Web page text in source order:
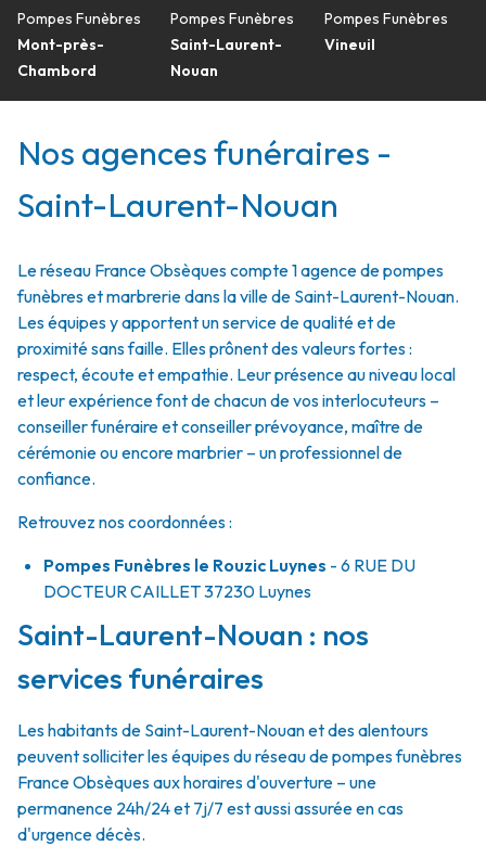
Pompes Funèbres
Mont-près-
Chambord
Pompes Funèbres
Saint-Laurent-
Nouan
Pompes Funèbres
Vineuil
Nos agences funéraires -
Saint-Laurent-Nouan
Le réseau France Obsèques compte 1 agence de pompes
funèbres et marbrerie dans la ville de Saint-Laurent-Nouan.
Les équipes y apportent un service de qualité et de
proximité sans faille. Elles prônent des valeurs fortes :
respect, écoute et empathie. Leur présence au niveau local
et leur expérience font de chacun de vos interlocuteurs –
conseiller funéraire et conseiller prévoyance, maître de
cérémonie ou encore marbrier – un professionnel de
confiance.
Retrouvez nos coordonnées :
Pompes Funèbres le Rouzic Luynes - 6 RUE DU
DOCTEUR CAILLET37230 Luynes
Saint-Laurent-Nouan : nos
services funéraires
Les habitants de Saint-Laurent-Nouan et des alentours
peuvent solliciter les équipes du réseau de pompes funèbres
France Obsèques aux horaires d'ouverture – une
permanence 24h/24 et 7j/7 est aussi assurée en cas
d'urgence décès.